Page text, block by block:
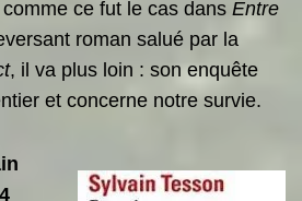
ce fut le cas dans Entre
roman salué par la
, il va plus loin : son enquête
et concerne notre survie.